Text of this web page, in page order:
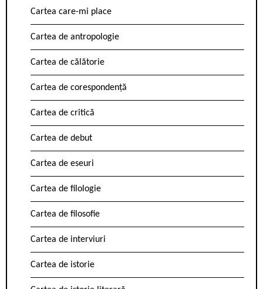
Cartea care-mi place
Cartea de antropologie
Cartea de călătorie
Cartea de corespondență
Cartea de critică
Cartea de debut
Cartea de eseuri
Cartea de filologie
Cartea de filosofie
Cartea de interviuri
Cartea de istorie